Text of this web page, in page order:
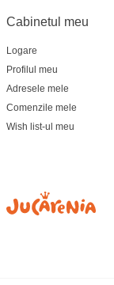
Cabinetul meu
Logare
Profilul meu
Adresele mele
Comenzile mele
Wish list-ul meu